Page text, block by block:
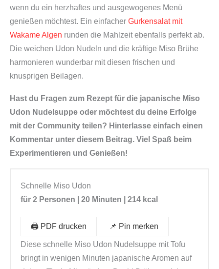
wenn du ein herzhaftes und ausgewogenes Menü
genießen möchtest. Ein einfacher Gurkensalat mit
Wakame Algen runden die Mahlzeit ebenfalls perfekt ab.
Die weichen Udon Nudeln und die kräftige Miso Brühe
harmonieren wunderbar mit diesen frischen und
knusprigen Beilagen.
Hast du Fragen zum Rezept für die japanische Miso
Udon Nudelsuppe oder möchtest du deine Erfolge
mit der Community teilen? Hinterlasse einfach einen
Kommentar unter diesem Beitrag. Viel Spaß beim
Experimentieren und Genießen!
Schnelle Miso Udon
für 2 Personen | 20 Minuten | 214 kcal
🖨️ PDF drucken 📌 Pin merken
Diese schnelle Miso Udon Nudelsuppe mit Tofu
bringt in wenigen Minuten japanische Aromen auf